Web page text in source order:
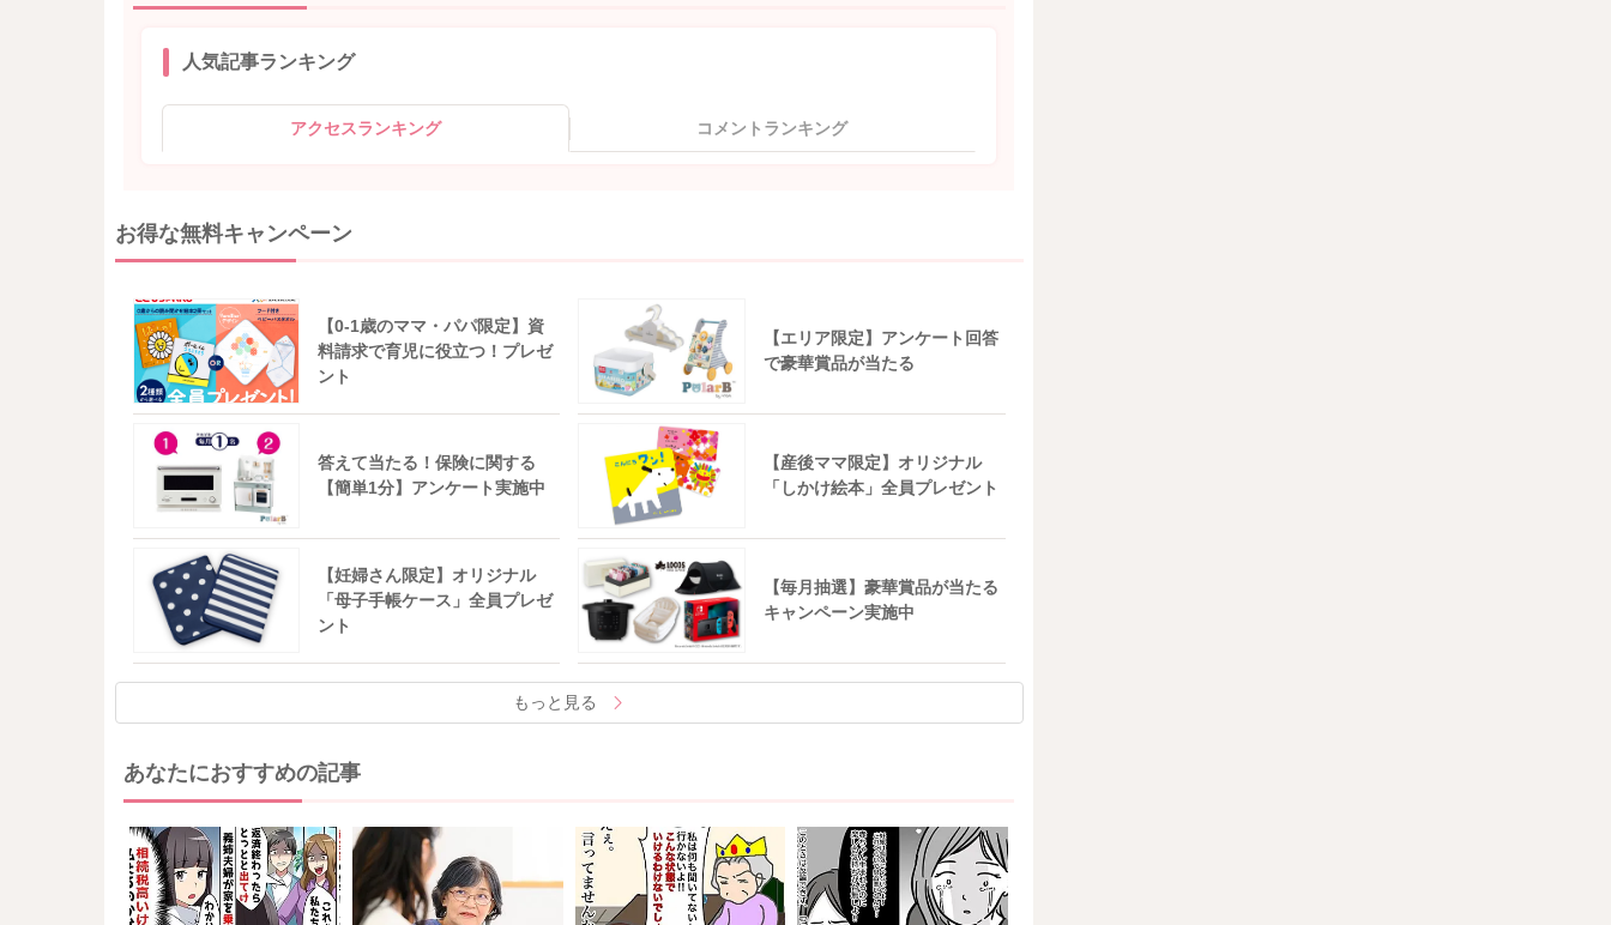
人気記事ランキング
アクセスランキング コメントランキング
お得な無料キャンペーン
【0-1歳のママ・パパ限定】資
料請求で育児に役立つ！プレゼ
ント
【エリア限定】アンケート回答
で豪華賞品が当たる
答えて当たる！保険に関する
【簡単1分】アンケート実施中
【産後ママ限定】オリジナル
「しかけ絵本」全員プレゼント
【妊婦さん限定】オリジナル
「母子手帳ケース」全員プレゼ
ント
【毎月抽選】豪華賞品が当たる
キャンペーン実施中
もっと見る
あなたにおすすめの記事